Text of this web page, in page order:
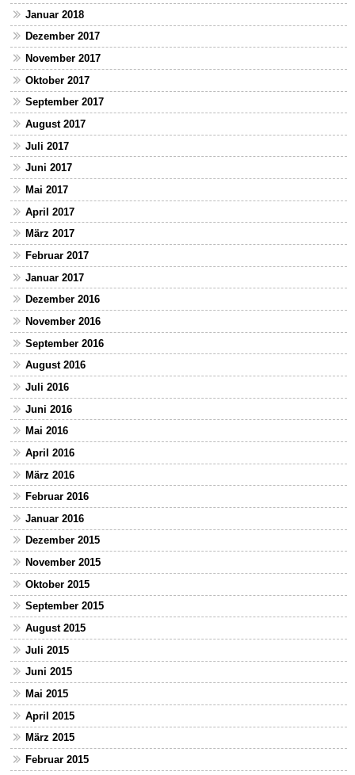
Januar 2018
Dezember 2017
November 2017
Oktober 2017
September 2017
August 2017
Juli 2017
Juni 2017
Mai 2017
April 2017
März 2017
Februar 2017
Januar 2017
Dezember 2016
November 2016
September 2016
August 2016
Juli 2016
Juni 2016
Mai 2016
April 2016
März 2016
Februar 2016
Januar 2016
Dezember 2015
November 2015
Oktober 2015
September 2015
August 2015
Juli 2015
Juni 2015
Mai 2015
April 2015
März 2015
Februar 2015